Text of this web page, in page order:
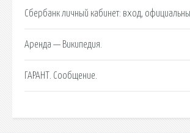
Сбербанк личный кабинет: вход,
Аренда — Википедия.
ГАРАНТ. Сообщение.